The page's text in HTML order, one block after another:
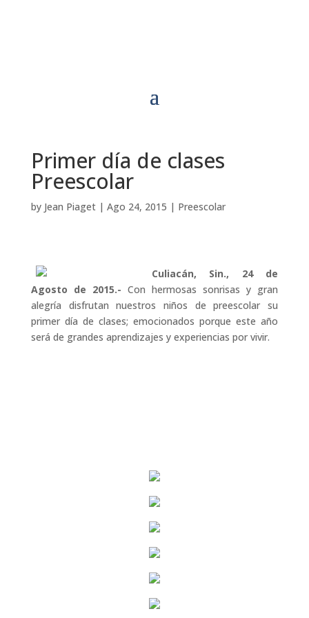
Primer día de clases
Preescolar
by Jean Piaget| Ago 24, 2015 | Preescolar
Culiacán, Sin., 24 de
Agosto de 2015.- Con hermosas sonrisas y gran
alegría disfrutan nuestros niños de preescolar su
primer día de clases; emocionados porque este año
será de grandes aprendizajes y experiencias por vivir.